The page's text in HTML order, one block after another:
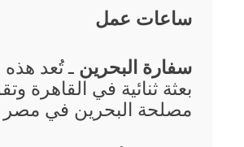
ساعات عمل
سفارة البحرين ـ تُعد
بعثة ثنائية في القاهرة
مصلحة البحرين في مصر